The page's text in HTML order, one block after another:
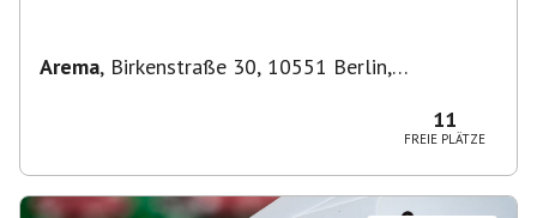
Arema, Birkenstraße 30, 10551 Berlin,
11
FREIE PLÄTZE